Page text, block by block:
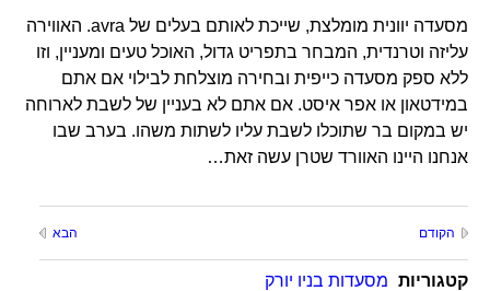
מסעדה יוונית מומלצת, שייכת לאותם בעלים של avra. האווירה
עליזה וטרנדית, המבחר בתפריט גדול, האוכל טעים ומעניין, וזו
ללא ספק מסעדה כייפית ובחירה מוצלחת לבילוי אם אתם
במידטאון או אפר איסט. אם אתם לא בעניין של לשבת לארוחה
יש במקום בר שתוכלו לשבת עליו לשתות משהו. בערב שבו
אנחנו היינו האוורד שטרן עשה זאת…
הקודם הבא
קטגוריות מסעדות בניו יורק